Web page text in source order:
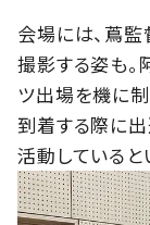
会場には、蔦
撮影する姿も
ツ出場を機に
到着する際に出
活動していると